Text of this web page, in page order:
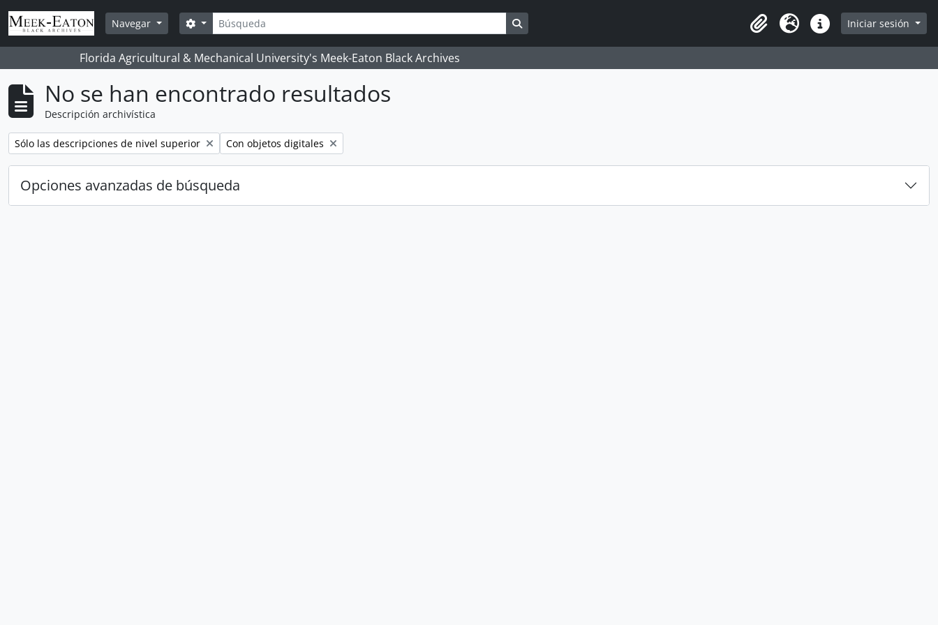
Skip to main content
Navegar
Búsqueda
Search options
Portapapeles
Idioma Enlaces rápidos
Iniciar sesión
Florida Agricultural & Mechanical University's Meek-Eaton Black Archives
No se han encontrado resultados
Descripción archivística
Remove filter:
Sólo las descripciones de nivel superior Remove filter:
Con objetos digitales
Opciones avanzadas de búsqueda